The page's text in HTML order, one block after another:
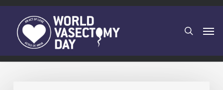
Skip
main
content